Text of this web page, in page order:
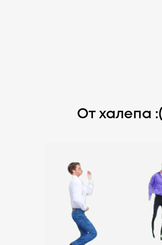
От халепа :(